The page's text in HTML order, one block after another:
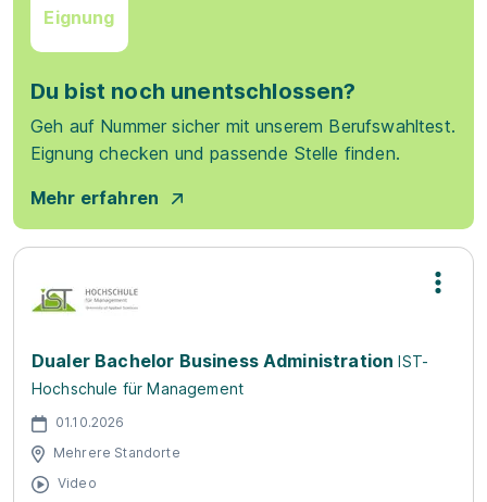
Eignung
Du bist noch unentschlossen?
Geh auf Nummer sicher mit unserem Berufswahltest.
Eignung checken und passende Stelle finden.
Mehr erfahren
Dualer Bachelor Business Administration IST-
Hochschule für Management
01.10.2026
Mehrere Standorte
Video